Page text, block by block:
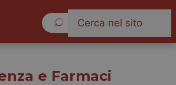
e Farmaci